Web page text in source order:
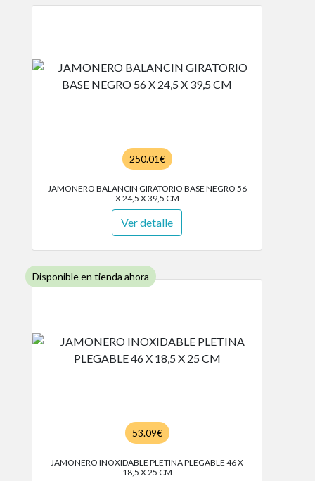
250.01€
JAMONERO BALANCIN GIRATORIO BASE NEGRO 56
X 24,5 X 39,5 CM
Ver detalle
Disponible en tienda ahora
53.09€
JAMONERO INOXIDABLE PLETINA PLEGABLE 46 X
18,5 X 25 CM